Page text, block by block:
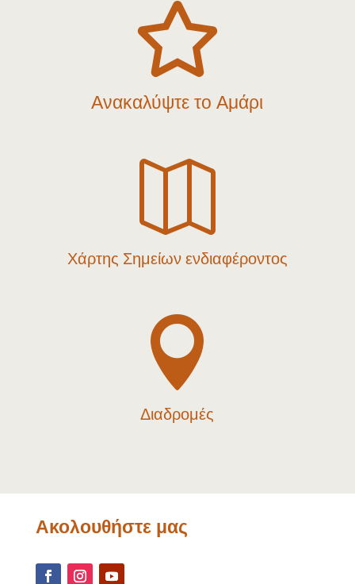

Ανακαλύψτε το Αμάρι

Χάρτης Σημείων ενδιαφέροντος

Διαδρομές
Ακολουθήστε μας